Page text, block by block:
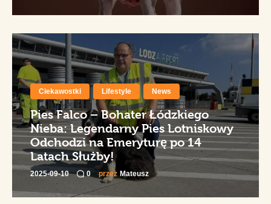
Ciekawostki Lifestyle News
Pies Falco – Bohater Łódzkiego
Nieba: Legendarny Pies Lotniskowy
Odchodzi na Emeryturę po 14
Latach Służby!
2025-09-10 0 przez Mateusz